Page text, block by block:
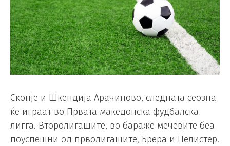
Скопје и Шкендија Арачиново, следната сеозна
ќе играат во Првата македонска фудбалска
лигга. Второлигашите, во бараже мечевите беа
поуспешни од прволигашите, Брера и Пелистер.